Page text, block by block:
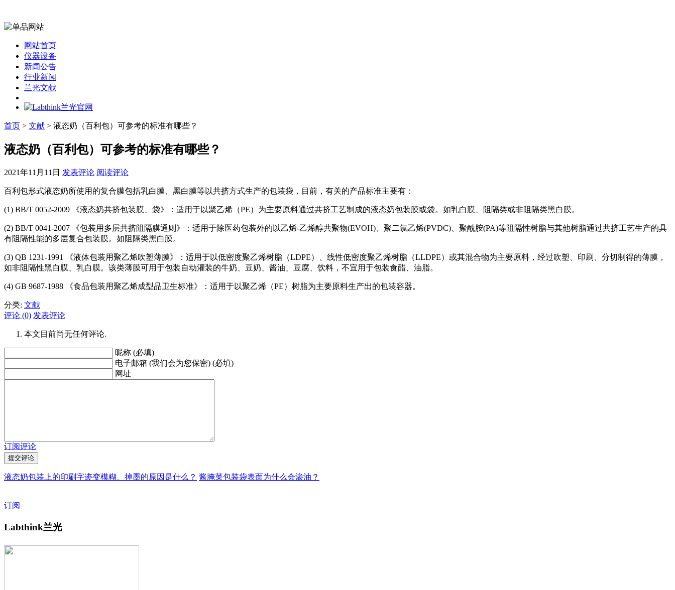
网站首页
仪器设备
新闻公告
行业新闻
兰光文献
首页 > 文献 > 液态奶（百利包）可参考的标准有哪些？
液态奶（百利包）可参考的标准有哪些？
2021年11月11日 发表评论 阅读评论
百利包形式液态奶所使用的复合膜包括乳白膜、黑白膜等以共挤方式生产的包装袋，目前，有关的产品标准主要有：
(1) BB/T 0052-2009 《液态奶共挤包装膜、袋》：适用于以聚乙烯（PE）为主要原料通过共挤工艺制成的液态奶包装膜或袋。如乳白膜、阻隔类或非阻隔类黑白膜。
(2) BB/T 0041-2007 《包装用多层共挤阻隔膜通则》：适用于除医药包装外的以乙烯-乙烯醇共聚物(EVOH)、聚二氯乙烯(PVDC)、聚酰胺(PA)等阻隔性树脂与其他树脂通过共挤工艺生产的具
有阻隔性能的多层复合包装膜。如阻隔类黑白膜。
(3) QB 1231-1991 《液体包装用聚乙烯吹塑薄膜》：适用于以低密度聚乙烯树脂（LDPE）、线性低密度聚乙烯树脂（LLDPE）或其混合物为主要原料，经过吹塑、印刷、分切制得的薄膜，
如非阻隔性黑白膜、乳白膜。该类薄膜可用于包装自动灌装的牛奶、豆奶、酱油、豆腐、饮料，不宜用于包装食醋、油脂。
(4) GB 9687-1988 《食品包装用聚乙烯成型品卫生标准》：适用于以聚乙烯（PE）树脂为主要原料生产出的包装容器。
分类: 文献
评论 (0) 发表评论
本文目前尚无任何评论.
昵称 (必填)
电子邮箱 (我们会为您保密) (必填)
网址
订阅评论
液态奶包装上的印刷字迹变模糊、掉墨的原因是什么？ 酱腌菜包装袋表面为什么会渗油？
订阅
Labthink兰光